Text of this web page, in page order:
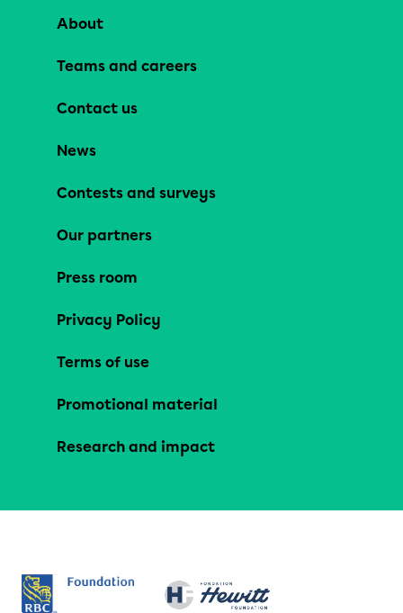
About
Teams and careers
Contact us
News
Contests and surveys
Our partners
Press room
Privacy Policy
Terms of use
Promotional material
Research and impact